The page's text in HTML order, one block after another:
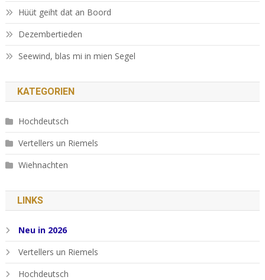
Hüüt geiht dat an Boord
Dezembertieden
Seewind, blas mi in mien Segel
KATEGORIEN
Hochdeutsch
Vertellers un Riemels
Wiehnachten
LINKS
Neu in 2026
Vertellers un Riemels
Hochdeutsch